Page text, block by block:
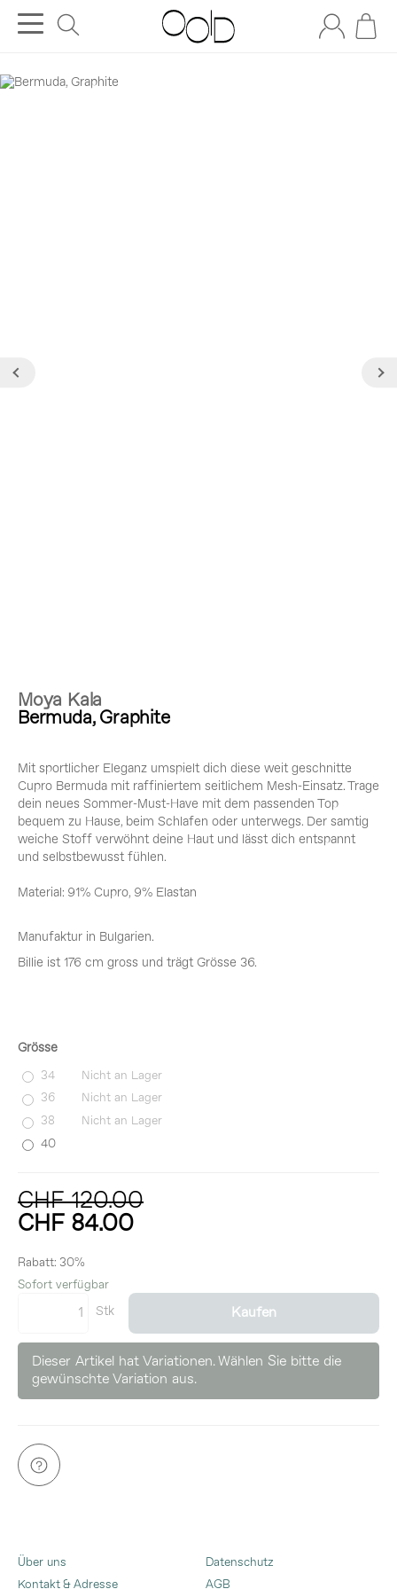
Moya Kala
Bermuda, Graphite
Mit sportlicher Eleganz umspielt dich diese weit geschnitte
Cupro Bermuda mit raffiniertem seitlichem Mesh-Einsatz. Trage
dein neues Sommer-Must-Have mit dem passenden Top
bequem zu Hause, beim Schlafen oder unterwegs. Der samtig
weiche Stoff verwöhnt deine Haut und lässt dich entspannt
und selbstbewusst fühlen.
Material: 91% Cupro, 9% Elastan
Manufaktur in Bulgarien.
Billie ist 176 cm gross und trägt Grösse 36.
Grösse
34
Nicht an Lager
36
Nicht an Lager
38
Nicht an Lager
40
CHF 120.00
CHF 84.00
Rabatt: 30%
Sofort verfügbar
Stk Kaufen
Dieser Artikel hat Variationen. Wählen Sie bitte die
gewünschte Variation aus.
Über uns
Kontakt & Adresse
Datenschutz
AGB